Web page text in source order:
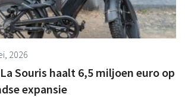
2026
Souris haalt 6,5 miljoen euro op
expansie